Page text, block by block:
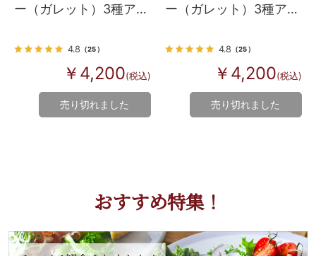
ー（ガレット）3種アソ
4.8 （25）
￥4,200(税込)
売り切れました
ー（ガレット）3種アソ
ー）
4.8 （25）
￥4,200(税込)
売り切れました
おすすめ特集！